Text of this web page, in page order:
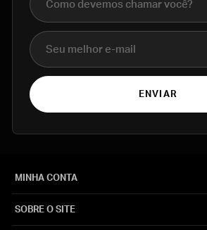
E-mail
ENVIAR
MINHA CONTA
SOBRE O SITE